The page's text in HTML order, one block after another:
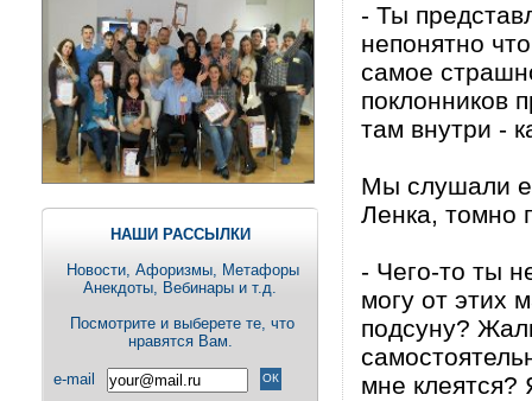
НАШИ РАССЫЛКИ
Новости, Aфоризмы, Метафоры
Анекдоты, Вебинары и т.д.
Посмотрите и выберете те, что
нравятся Вам.
e-mail
- Ты
непонятно
самое
поклонников
там внутри -
Мы слушали
Ленка, томно
- Чего-то ты
могу от этих
подсуну?
мне